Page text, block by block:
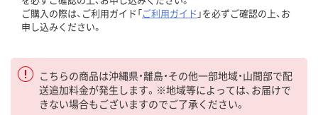
ご購入の際は、ご利用ガイド「ご利用ガイド 」を必ずご確認の上、お
申し込みください。
こちらの商品は沖縄県・離島・その他一部地域・山間部で配
送追加料金が発生します。※地域等によっては、お届けで
きない場合もございますのでご了承ください。